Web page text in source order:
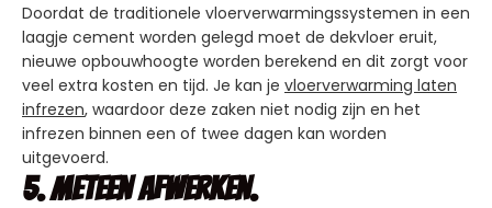
Doordat de traditionele vloerverwarmingssystemen in een
laagje cement worden gelegd moet de dekvloer eruit,
nieuwe opbouwhoogte worden berekend en dit zorgt voor
veel extra kosten en tijd. Je kan je vloerverwarming laten
infrezen, waardoor deze zaken niet nodig zijn en het
infrezen binnen een of twee dagen kan worden
uitgevoerd.
5. Meteen afwerken.